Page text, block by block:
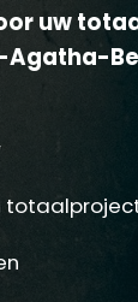
uw
Agatha-